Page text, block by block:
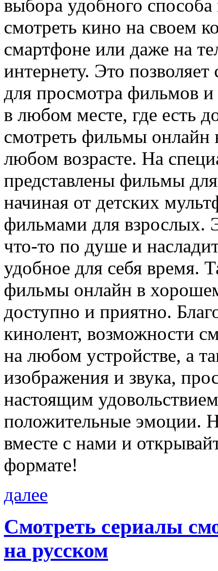
выбора удобного
смотреть кино на своем
смартфоне или даже на
интернету. Это
для просмотра фильмов
в любом месте, где есть
смотреть фильмы онлайн
любом возрасте. На
представлены фильмы
начиная от детских
фильмами для взрослых.
что-то по душе и
удобное для себя время.
фильмы онлайн в
доступно и приятно.
кинолент, возможности
на любом устройстве, а
изображения и звука,
настоящим
положительные эмоции.
вместе с нами и
формате!
далее
Смотреть сериалы
на русском